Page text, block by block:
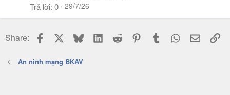
Trả lời 0 29/7/26
Share: Facebook BlueskyLinkedIn
Reddit PinterestTumblr WhatsApp
Email
An ninh mạng BKAV